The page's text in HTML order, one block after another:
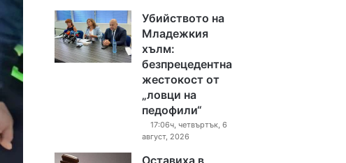
Убийството на
Младежкия
хълм:
безпрецедентна
жестокост от
„ловци на
педофили“
17:06ч, четвъртък, 6
август, 2026
Оставиха в